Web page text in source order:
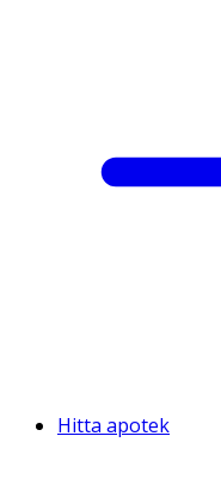
Hitta apotek